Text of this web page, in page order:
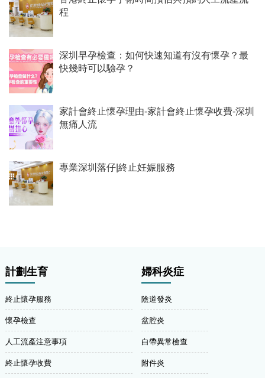
程
深圳早孕檢查：如何快速知道有沒有懷孕？最
快幾時可以驗孕？
家計會終止懷孕理由-家計會終止懷孕收費-深圳
無痛人流
專業深圳落仔|終止妊娠服務
計劃生育
終止懷孕服務
懷孕檢查
人工流產注意事項
終止懷孕收費
婦科炎症
陰道發炎
盆腔炎
白帶異常檢查
附件炎